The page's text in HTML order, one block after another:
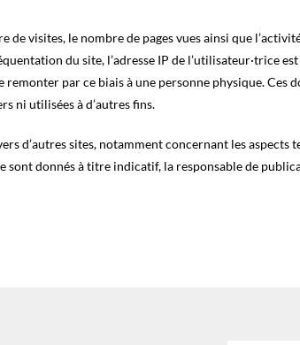
visites, le nombre de pages vues ainsi que
du site, l’adresse IP de l’utilisateur·trice
par ce biais à une personne physique. Ces
ni utilisées à d’autres fins.
d’autres sites, notamment concernant les aspects
donnés à titre indicatif, la responsable de